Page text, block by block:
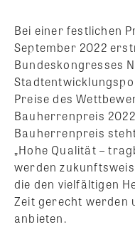
Bei einer festlichen
September 2022
Bundeskongresses
Preise des
Bauherrenpreis
Bauherrenpreis
„Hohe Qualität –
werden
die den vielfältigen
Zeit gerecht werden
anbieten.